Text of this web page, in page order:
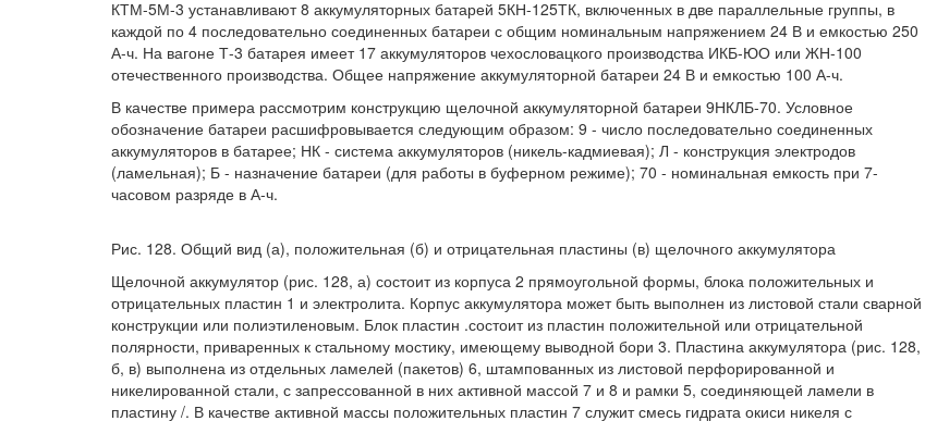
КТМ-5М-3 устанавливают 8 аккумуляторных батарей 5КН-125ТК, включенных в две параллельные группы, в
каждой по 4 последовательно соединенных батареи с общим номинальным напряжением 24 В и емкостью 250
А-ч. На вагоне Т-3 батарея имеет 17 аккумуляторов чехословацкого производства ИКБ-ЮО или ЖН-100
отечественного производства. Общее напряжение аккумуляторной батареи 24 В и емкостью 100 А-ч.
В качестве примера рассмотрим конструкцию щелочной аккумуляторной батареи 9НКЛБ-70. Условное
обозначение батареи расшифровывается следующим образом: 9 - число последовательно соединенных
аккумуляторов в батарее; НК - система аккумуляторов (никель-кадмиевая); Л - конструкция электродов
(ламельная); Б - назначение батареи (для работы в буферном режиме); 70 - номинальная емкость при 7-
часовом разряде в А-ч.
Рис. 128. Общий вид (а), положительная (б) и отрицательная пластины (в) щелочного аккумулятора
Щелочной аккумулятор (рис. 128, а) состоит из корпуса 2 прямоугольной формы, блока положительных и
отрицательных пластин 1 и электролита. Корпус аккумулятора может быть выполнен из листовой стали сварной
конструкции или полиэтиленовым. Блок пластин .состоит из пластин положительной или отрицательной
полярности, приваренных к стальному мостику, имеющему выводной бори 3. Пластина аккумулятора (рис. 128,
б, в) выполнена из отдельных ламелей (пакетов) 6, штампованных из листовой перфорированной и
никелированной стали, с запрессованной в них активной массой 7 и 8 и рамки 5, соединяющей ламели в
пластину /. В качестве активной массы положительных пластин 7 служит смесь гидрата окиси никеля с